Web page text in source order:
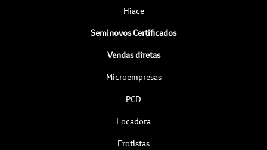
Hiace
Seminovos Certificados
Vendas diretas
Microempresas
PCD
Locadora
Frotistas